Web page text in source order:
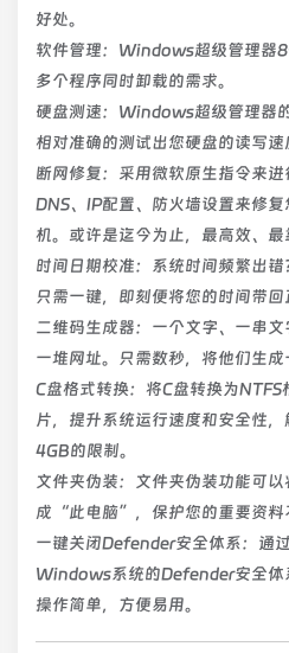
好处。
软件管理：Windows超级管理器
多个程序同时卸载的需求。
硬盘测速：Windows超级管理器
相对准确的测试出您硬盘的读写速
断网修复：采用微软原生指令来
DNS、IP配置、防火墙设置来修
机。或许是迄今为止，最高效、最
时间日期校准：系统时间频繁出错
只需一键，即刻便将您的时间带回
二维码生成器：一个文字、一串文
一堆网址。只需数秒，将他们生成
C盘格式转换：将C盘转换为
片，提升系统运行速度和安全性
4GB的限制。
文件夹伪装：文件夹伪装功能可
成“此电脑”，保护您的重要资料
一键关闭Defender安全体系：通
Windows系统的Defender安全体
操作简单，方便易用。